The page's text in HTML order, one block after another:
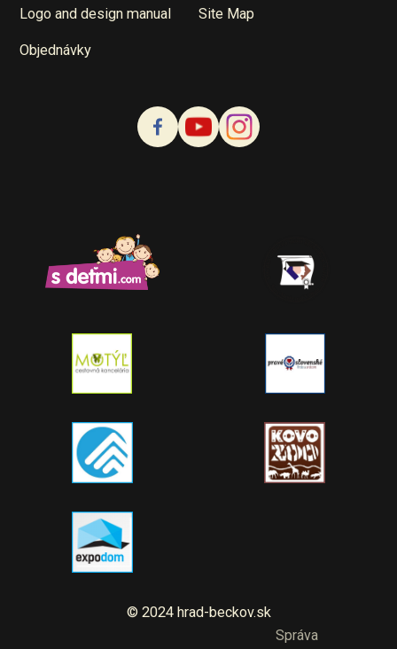
Logo and design manual Site Map
Objednávky
© 2024 hrad-beckov.sk
Správa